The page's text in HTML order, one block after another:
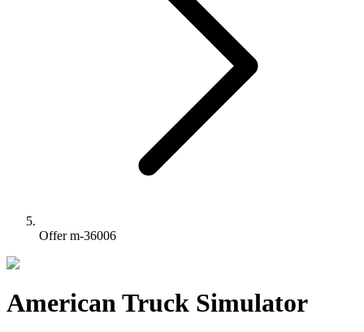
Offer m-36006
American Truck Simulator